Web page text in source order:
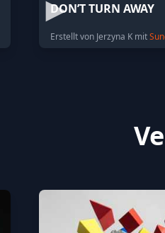
DON’T TURN AWAY
Erstellt von Jerzyna K mit